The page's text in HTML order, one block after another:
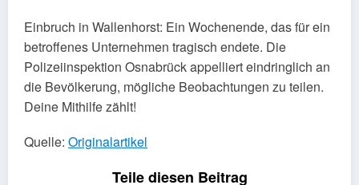
Einbruch in Wallenhorst: Ein Wochenende, das für ein
betroffenes Unternehmen tragisch endete. Die
Polizeiinspektion Osnabrück appelliert eindringlich an
die Bevölkerung, mögliche Beobachtungen zu teilen.
Deine Mithilfe zählt!
Quelle: Originalartikel
Teile diesen Beitrag